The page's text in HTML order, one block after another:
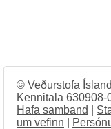
© Veðurstofa
Kennitala 630908-
Hafa samband
um vefinn